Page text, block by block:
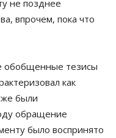
не позднее
впрочем, пока что
обобщенные тезисы
как
были
обращение
было воспринято